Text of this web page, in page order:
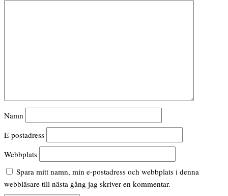
Namn
E-postadress
Webbplats
Spara mitt namn, min e-postadress och webbplats i denna
webbläsare till nästa gång jag skriver en kommentar.